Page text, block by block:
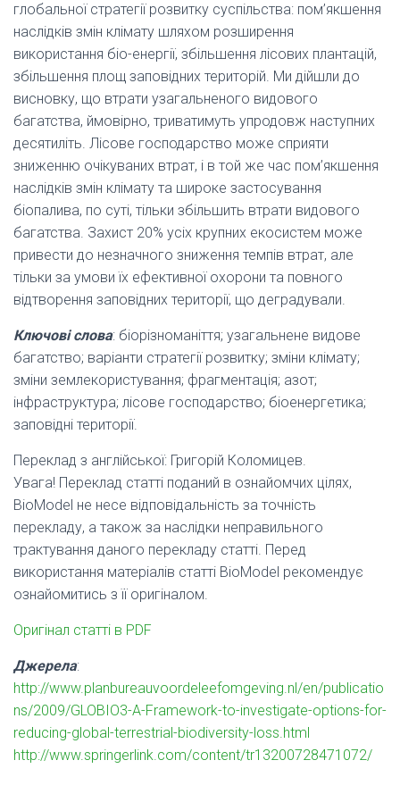
глобальної стратегії розвитку суспільства: пом’якшення
наслідків змін клімату шляхом розширення
використання біо-енергії, збільшення лісових плантацій,
збільшення площ заповідних територій. Ми дійшли до
висновку, що втрати узагальненого видового
багатства, ймовірно, триватимуть упродовж наступних
десятиліть. Лісове господарство може сприяти
зниженню очікуваних втрат, і в той же час пом’якшення
наслідків змін клімату та широке застосування
біопалива, по суті, тільки збільшить втрати видового
багатства. Захист 20% усіх крупних екосистем може
привести до незначного зниження темпів втрат, але
тільки за умови їх ефективної охорони та повного
відтворення заповідних території, що деградували.
Ключові слова: біорізноманіття; узагальнене видове
багатство; варіанти стратегії розвитку; зміни клімату;
зміни землекористування; фрагментація; азот;
інфраструктура; лісове господарство; біоенергетика;
заповідні території.
Переклад з англійської: Григорій Коломицев.
Увага! Переклад статті поданий в ознайомчих цілях,
BioModel не несе відповідальність за точність
перекладу, а також за наслідки неправильного
трактування даного перекладу статті. Перед
використання матеріалів статті BioModel рекомендує
ознайомитись з її оригіналом.
Оригінал статті в PDF
Джерела:
http://www.planbureauvoordeleefomgeving.nl/en/publicatio
ns/2009/GLOBIO3-A-Framework-to-investigate-options-for-
reducing-global-terrestrial-biodiversity-loss.html
http://www.springerlink.com/content/tr13200728471072/